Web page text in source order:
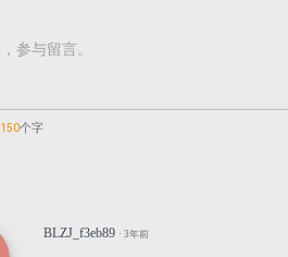
150个字
BLZJ_f3eb89 · 3年前